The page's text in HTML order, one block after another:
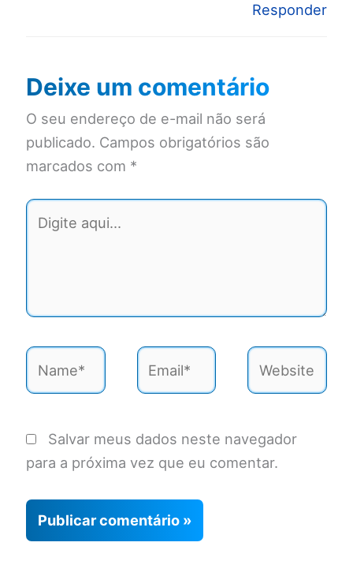
Responder
Deixe um comentário
O seu endereço de e-mail não será
publicado. Campos obrigatórios são
marcados com *
Digite
aqui...
Name* Email* Website
Salvar meus dados neste navegador
para a próxima vez que eu comentar.